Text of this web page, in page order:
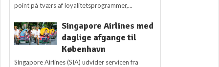
point på tværs af loyalitetsprogrammer,...
Singapore Airlines med
daglige afgange til
København
Singapore Airlines (SIA) udvider servicen fra